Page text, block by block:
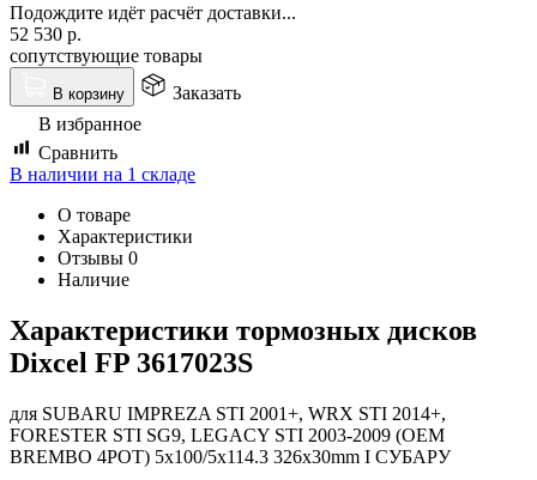
Подождите идёт расчёт доставки...
52 530 р.
сопутствующие товары
В корзину
Заказать
В избранное
Сравнить
В наличии на 1 складе
О товаре
Характеристики
Отзывы 0
Наличие
Характеристики тормозных дисков
Dixcel FP 3617023S
для SUBARU IMPREZA STI 2001+, WRX STI 2014+,
FORESTER STI SG9, LEGACY STI 2003-2009 (OEM
BREMBO 4POT) 5x100/5x114.3 326x30mm I СУБАРУ